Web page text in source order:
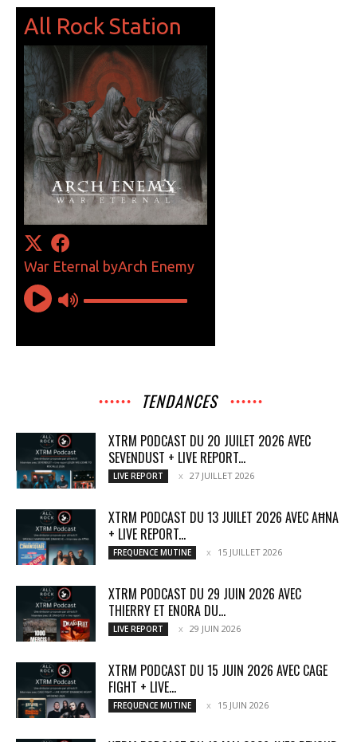
TENDANCES
XTRM PODCAST DU 20 JUILET 2026 AVEC
SEVENDUST + LIVE REPORT...
LIVE REPORT 27 JUILLET 2026
XTRM PODCAST DU 13 JUILET 2026 AVEC AĦNA
+ LIVE REPORT...
FREQUENCE MUTINE 15 JUILLET 2026
XTRM PODCAST DU 29 JUIN 2026 AVEC
THIERRY ET ENORA DU...
LIVE REPORT 29 JUIN 2026
XTRM PODCAST DU 15 JUIN 2026 AVEC CAGE
FIGHT + LIVE...
FREQUENCE MUTINE 15 JUIN 2026